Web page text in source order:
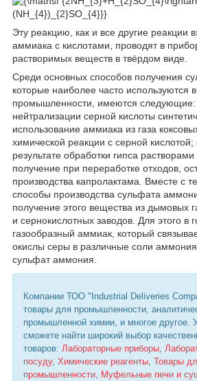
Эту реакцию, как и все другие реакции
аммиака с кислотами, проводят в
растворимых веществ в твёрдом виде.
Среди основных способов получения
которые наиболее часто используются
промышленности, имеются следующие:
нейтрализации серной кислоты
использование аммиака из газа
химической реакции с серной кислотой;
результате обработки гипса
получение при переработке отходов,
производства капролактама. Вместе с
способы производства сульфата
получение этого вещества из дымовых
и сернокислотных заводов. Для этого в
газообразный аммиак, который
окислы серы в различные соли
сульфат аммония.
Компании ТОО "Industrial Deliveries
товары для промышленности,
промышленной химии, и многое другое.
сможете найти широкий выбор
товаров: Лабораторные приборы
посуду, Химические реагенты Товары
промышленности Муфельные печи и